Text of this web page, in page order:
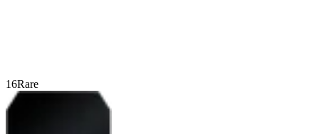
16Rare